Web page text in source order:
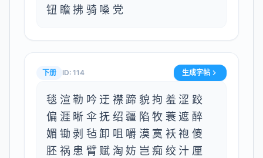
钮瞻拂骑嗓党
下册 ID: 114 生成字帖
毯渲勒吟迂襟蹄貌拘羞涩跤
偏涯晰伞抚绍疆陷牧蓑遮醉
媚锄剥毡卸咀嚼漠寞袄袍傻
胚祸患臂赋淘妨岂痴绞汁厘